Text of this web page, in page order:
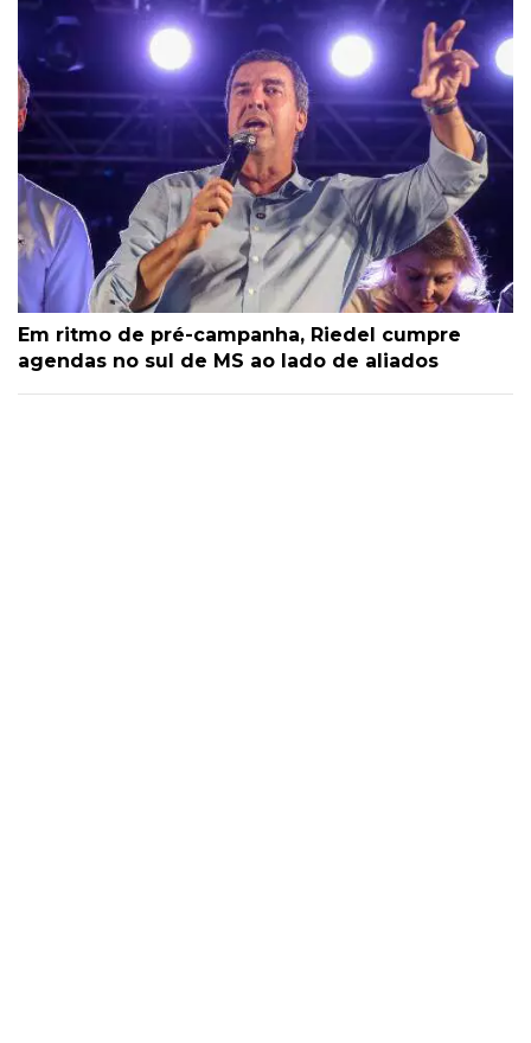
Em ritmo de pré-campanha, Riedel cumpre
agendas no sul de MS ao lado de aliados